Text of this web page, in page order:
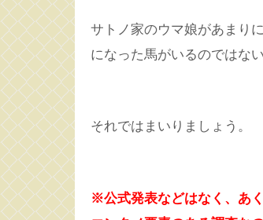
サトノ家のウマ娘があまり
になった馬がいるのではな
それではまいりましょう。
※公式発表などはなく、あ